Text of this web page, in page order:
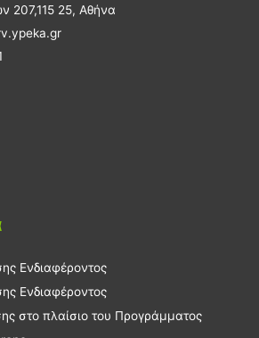
207,115 25, Αθήνα
Ενδιαφέροντος
Ενδιαφέροντος
στο πλαίσιο του Προγράμματος